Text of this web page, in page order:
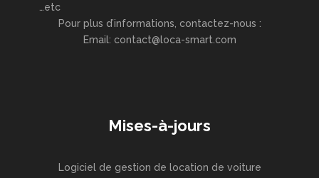
…etc
Pour plus d’informations, contactez-nous :
Email: contact@loca-smart.com
Mises-à-jours
Logiciel de gestion de location de voiture